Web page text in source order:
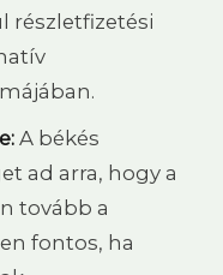
részletfizetési
A békés
ad arra, hogy a
tovább a
fontos, ha